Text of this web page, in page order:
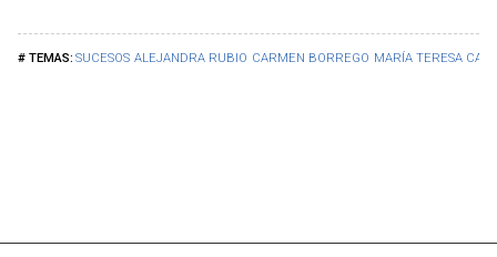
SUCESOS ALEJANDRA RUBIO CARMEN BORREGO MARÍA TERESA